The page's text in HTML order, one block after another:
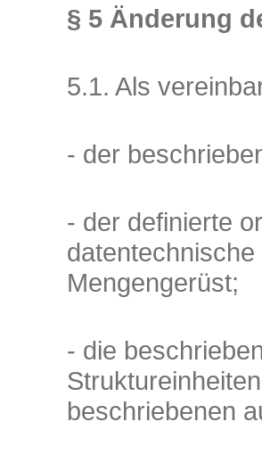
§ 5 Änderung
5.1. Als
- der
- der definierte
Mengengerüst;
- die
beschriebenen